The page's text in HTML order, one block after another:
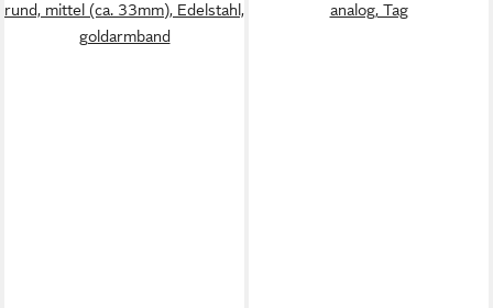
rund, mittel (ca. 33mm), Edelstahl,
goldarmband
analog, Tag